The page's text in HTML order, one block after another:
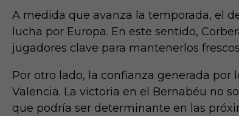
A medida que avanza la temporada, el
lucha por Europa. En este sentido,
jugadores clave para mantenerlos
Por otro lado, la confianza generada
Valencia. La victoria en el Bernabéu no
que podría ser determinante en las